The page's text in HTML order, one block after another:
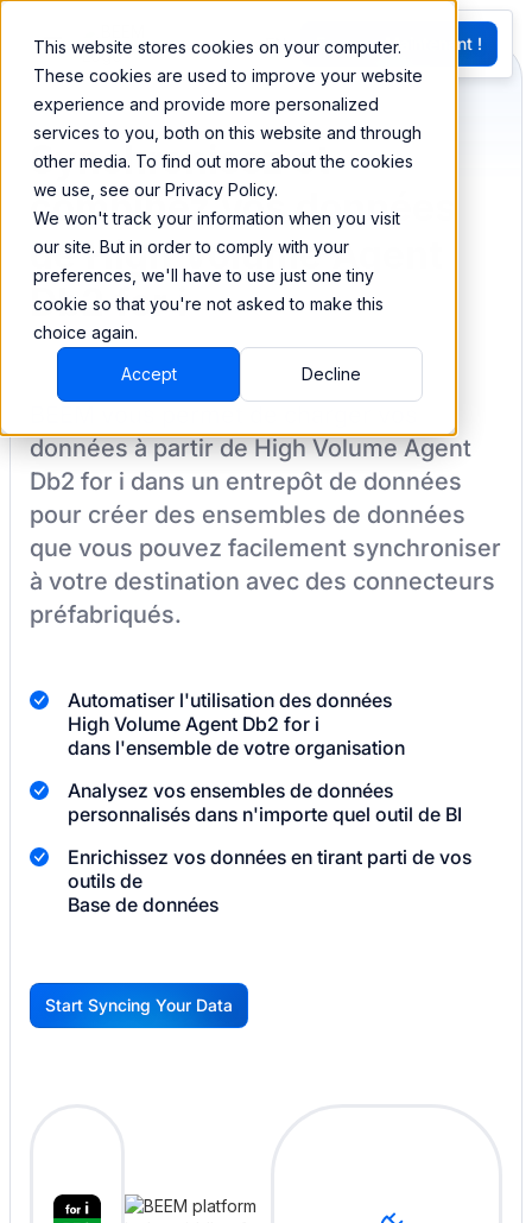
This website stores cookies on your computer.
These cookies are used to improve your website
experience and provide more personalized
services to you, both on this website and through
other media. To find out more about the cookies
we use, see our Privacy Policy.
We won't track your information when you visit
our site. But in order to comply with your
preferences, we'll have to use just one tiny
cookie so that you're not asked to make this
choice again.
Accept Decline
EN
G
Essayez Maintenant !
Synchronisez et
combinez vos données
de High Volume Agent
Db2 for i
données à partir deHigh Volume Agent
Db2 for i dans un entrepôt de données
pour créer des ensembles de données
que vous pouvez facilement synchroniser
à votre destination avec des connecteurs
préfabriqués.
Automatiser l'utilisation des données
High Volume Agent Db2 for i
dans l'ensemble de votre organisation
Analysez vos ensembles de données
personnalisés dans n'importe quel outil de BI
Enrichissez vos données en tirant parti de vos
outils de
Base de données
G
Start Syncing Your Data